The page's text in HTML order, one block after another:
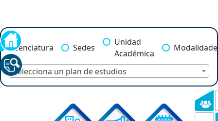
Licenciatura Sedes
Unidad
Académica
Selecciona un plan de estudios